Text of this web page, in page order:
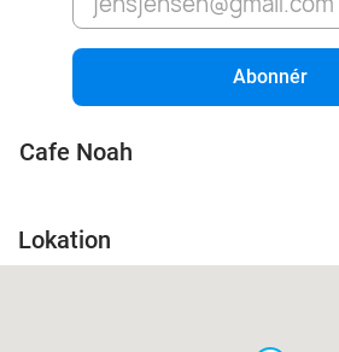
Abonnér
Cafe Noah
Lokation